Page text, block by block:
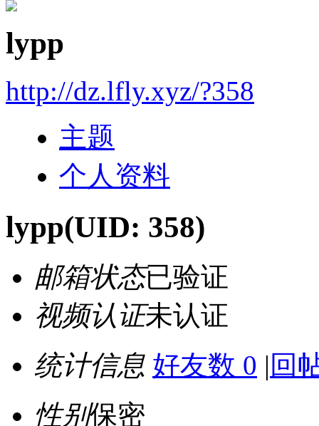
lypp
http://dz.lfly.xyz/?358
主题
个人资料
lypp(UID: 358)
邮箱状态已验证
视频认证未认证
统计信息 好友数 0 | 回
性别保密